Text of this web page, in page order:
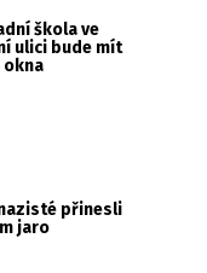
škola ve
ulici bude mít
okna
přinesli
jaro